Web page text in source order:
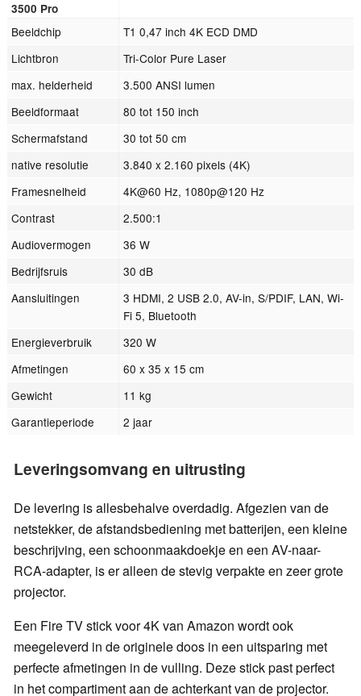
3500 Pro
Beeldchip
T1 0,47 inch 4K ECD DMD
Lichtbron
Tri-Color Pure Laser
max. helderheid
3.500 ANSI lumen
Beeldformaat
80 tot 150 inch
Schermafstand
30 tot 50 cm
native resolutie
3.840 x 2.160 pixels (4K)
Framesnelheid
4K@60 Hz, 1080p@120 Hz
Contrast
2.500:1
Audiovermogen
36 W
Bedrijfsruis
30 dB
Aansluitingen
3 HDMI, 2 USB 2.0, AV-in, S/PDIF, LAN, Wi-
Fi 5, Bluetooth
Energieverbruik
320 W
Afmetingen
60 x 35 x 15 cm
Gewicht
11 kg
Garantieperiode
2 jaar
Leveringsomvang en uitrusting
De levering is allesbehalve overdadig. Afgezien van de
netstekker, de afstandsbediening met batterijen, een kleine
beschrijving, een schoonmaakdoekje en een AV-naar-
RCA-adapter, is er alleen de stevig verpakte en zeer grote
projector.
Een Fire TV stick voor 4K van Amazon wordt ook
meegeleverd in de originele doos in een uitsparing met
perfecte afmetingen in de vulling. Deze stick past perfect
in het compartiment aan de achterkant van de projector.